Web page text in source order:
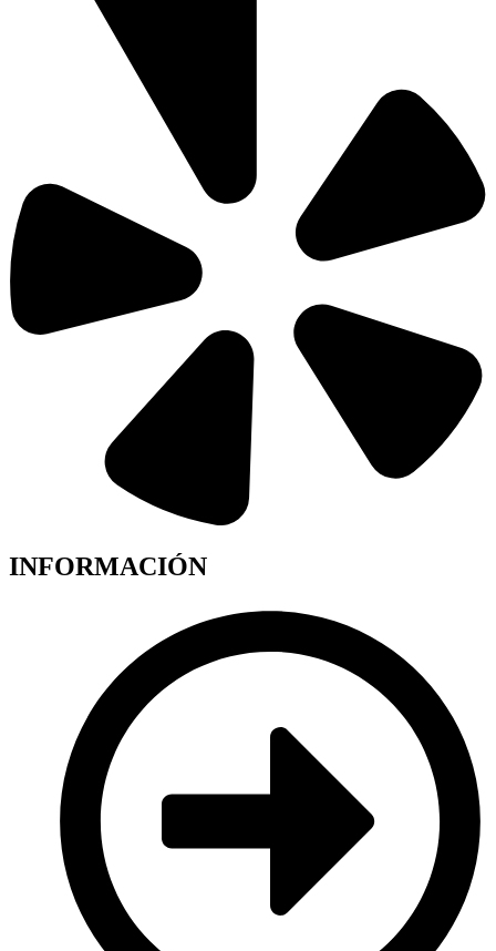
INFORMACIÓN